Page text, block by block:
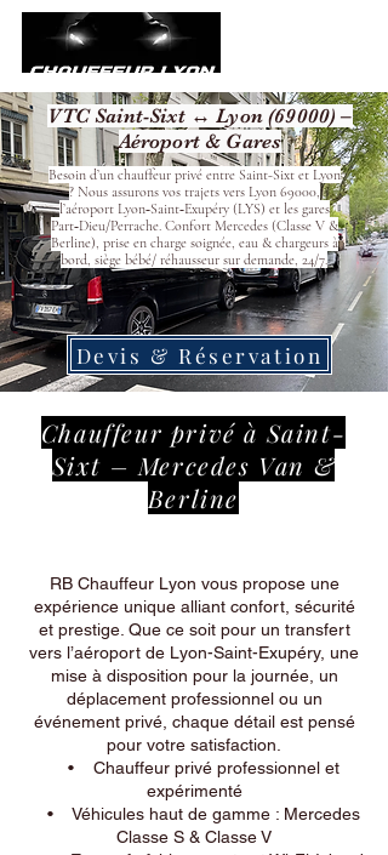
VTC Saint-Sixt ↔ Lyon (69000) –
Aéroport & Gares
Besoin d’un chauffeur privé entre Saint-Sixt et Lyon
? Nous assurons vos trajets vers Lyon 69000,
l’aéroport Lyon‑Saint‑Exupéry (LYS) et les gares
Part‑Dieu/Perrache. Confort Mercedes (Classe V &
Berline), prise en charge soignée, eau & chargeurs à
bord, siège bébé/ réhausseur sur demande, 24/7.
Devis & Réservation
Chauffeur privé à Saint-
Sixt – Mercedes Van &
Berline
RB Chauffeur Lyon vous propose une
expérience unique alliant confort, sécurité
et prestige. Que ce soit pour un transfert
vers l’aéroport de Lyon-Saint-Exupéry, une
mise à disposition pour la journée, un
déplacement professionnel ou un
événement privé, chaque détail est pensé
pour votre satisfaction.
• Chauffeur privé professionnel et
expérimenté
• Véhicules haut de gamme : Mercedes
Classe S & Classe V